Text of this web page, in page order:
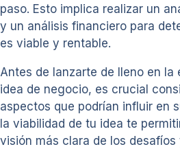
paso. Esto implica realizar un
y un análisis financiero para
es viable y rentable.
Antes de lanzarte de lleno en la
idea de negocio, es crucial
aspectos que podrían influir en
la viabilidad de tu idea te
visión más clara de los desafíos